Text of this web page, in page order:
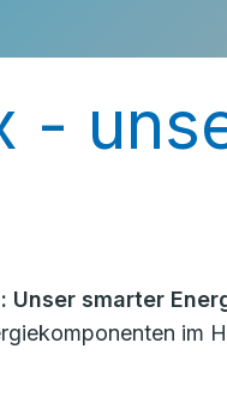
-
Unser smarter
im